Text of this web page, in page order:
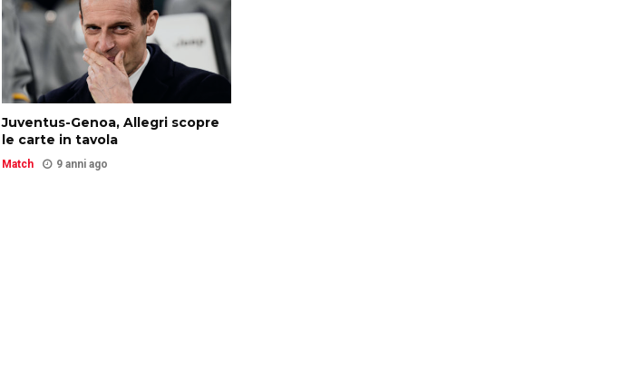
Juventus-Genoa, Allegri scopre
le carte in tavola
Match 9 anni ago